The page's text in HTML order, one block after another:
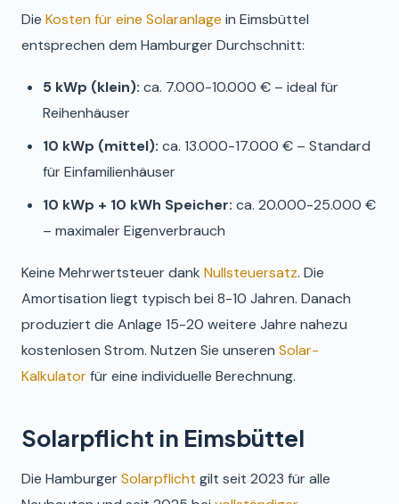
Die Kosten für eine Solaranlage in Eimsbüttel
entsprechen dem Hamburger Durchschnitt:
5 kWp (klein): ca. 7.000-10.000 € – ideal für
Reihenhäuser
10 kWp (mittel): ca. 13.000-17.000 € – Standard
für Einfamilienhäuser
10 kWp + 10 kWh Speicher: ca. 20.000-25.000 €
– maximaler Eigenverbrauch
Keine Mehrwertsteuer dank Nullsteuersatz. Die
Amortisation liegt typisch bei 8-10 Jahren. Danach
produziert die Anlage 15-20 weitere Jahre nahezu
kostenlosen Strom. Nutzen Sie unseren Solar-
Kalkulatorfür eine individuelle Berechnung.
Solarpflicht in Eimsbüttel
Die HamburgerSolarpflicht gilt seit 2023 für alle